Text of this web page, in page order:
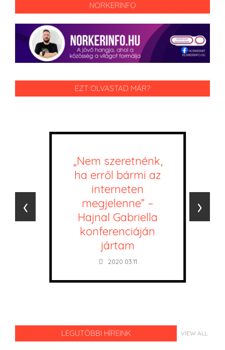
NORKERINFO
EZT OLVASTAD MÁR?
„Nem szeretnénk,
ha erről bármi az
interneten
megjelenne” –
Hajnal Gabriella
konferenciáján
jártam
2020.03.11.
‹ ›
LEGUTÓBBI HÍREINK VIEW ALL